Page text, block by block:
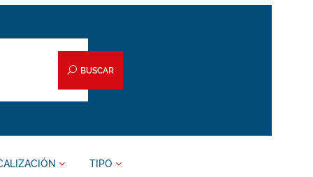
BUSCAR
TIPO